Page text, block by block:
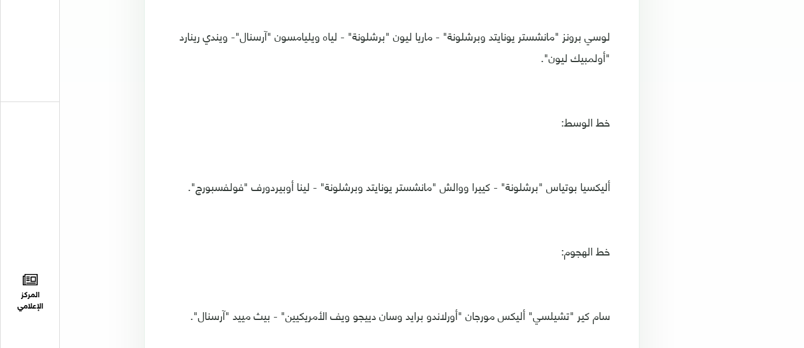
المركز
الإعلامي
لوسي برونز "مانشستر يونايتد وبرشلونة" - ماريا ليون "برشلونة" - لياه ويليامسون "آرسنال"- ويندي رينارد
"أولمبيك ليون".
خط الوسط:
أليكسيا بوتياس "برشلونة" - كييرا ووالش "مانشستر يونايتد وبرشلونة" - لينا أوبيردورف "فولفسبورج".
خط الهجوم:
سام كير "تشيلسي" أليكس مورجان "أورلاندو برايد وسان دييجو ويف الأمريكيين" - بيث مييد "آرسنال".